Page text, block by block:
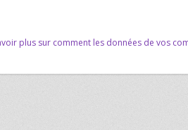
plus sur comment les données de vos